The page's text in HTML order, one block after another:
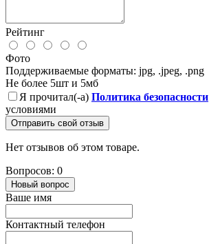
Рейтинг
Фото
Поддерживаемые форматы: jpg, .jpeg, .png
Не более 5шт и 5мб
Я прочитал(-а) Политика безопасности
условиями
Отправить свой отзыв
Нет отзывов об этом товаре.
Вопросов: 0
Новый вопрос
Ваше имя
Контактный телефон